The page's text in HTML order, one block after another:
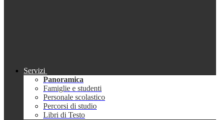
Servizi
Panoramica
Famiglie e studenti
Personale scolastico
Percorsi di studio
Libri di Testo